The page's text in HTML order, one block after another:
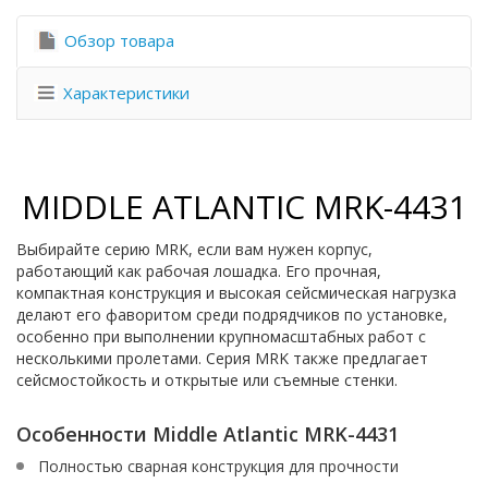
Обзор товара
Характеристики
MIDDLE ATLANTIC MRK-4431
Выбирайте серию MRK, если вам нужен корпус,
работающий как рабочая лошадка. Его прочная,
компактная конструкция и высокая сейсмическая нагрузка
делают его фаворитом среди подрядчиков по установке,
особенно при выполнении крупномасштабных работ с
несколькими пролетами. Серия MRK также предлагает
сейсмостойкость и открытые или съемные стенки.
Особенности Middle Atlantic MRK-4431
Полностью сварная конструкция для прочности